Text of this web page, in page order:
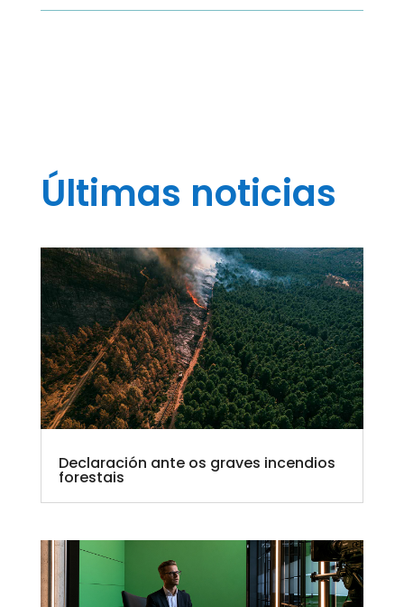
Últimas noticias
Declaración ante os graves incendios
forestais